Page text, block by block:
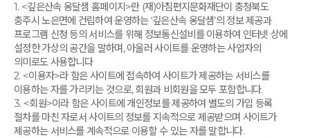
1. <깊은산속 옹달샘 홈페이지>란 (재)아침편지문화재단이 충청북도
충주시 노은면에 건립하여 운영하는 ‘깊은산속 옹달샘’의 정보 제공과
프로그램 신청 등의 서비스를 위해 정보통신설비를 이용하여 인터넷 상에
설정한 가상의 공간을 말하며, 아울러 사이트를 운영하는 사업자의
의미로도 사용합니다
2. <이용자>라 함은 사이트에 접속하여 사이트가 제공하는 서비스를
이용하는 자를 가리키는 것으로, 회원과 비회원을 모두 포함합니다.
3. <회원>이라 함은 사이트에 개인정보를 제공하여 별도의 가입 등록
절차를 마친 자로서 사이트의 정보를 지속적으로 제공받으며 사이트가
제공하는 서비스를 계속적으로 이용할 수 있는 자를 말합니다.